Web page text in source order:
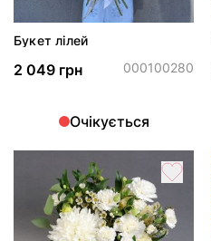
Букет лілей
2 049 грн 000100280
Очікується